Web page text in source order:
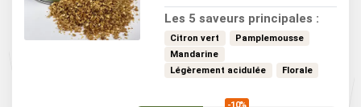
agréable en fin de bouche.
Les 5 saveurs principales :
Citron vert
Pamplemousse
Mandarine
Légèrement acidulée
Florale